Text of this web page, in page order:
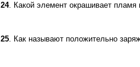
24. Какой элемент окрашивает пламя
25 . Как называют положительно